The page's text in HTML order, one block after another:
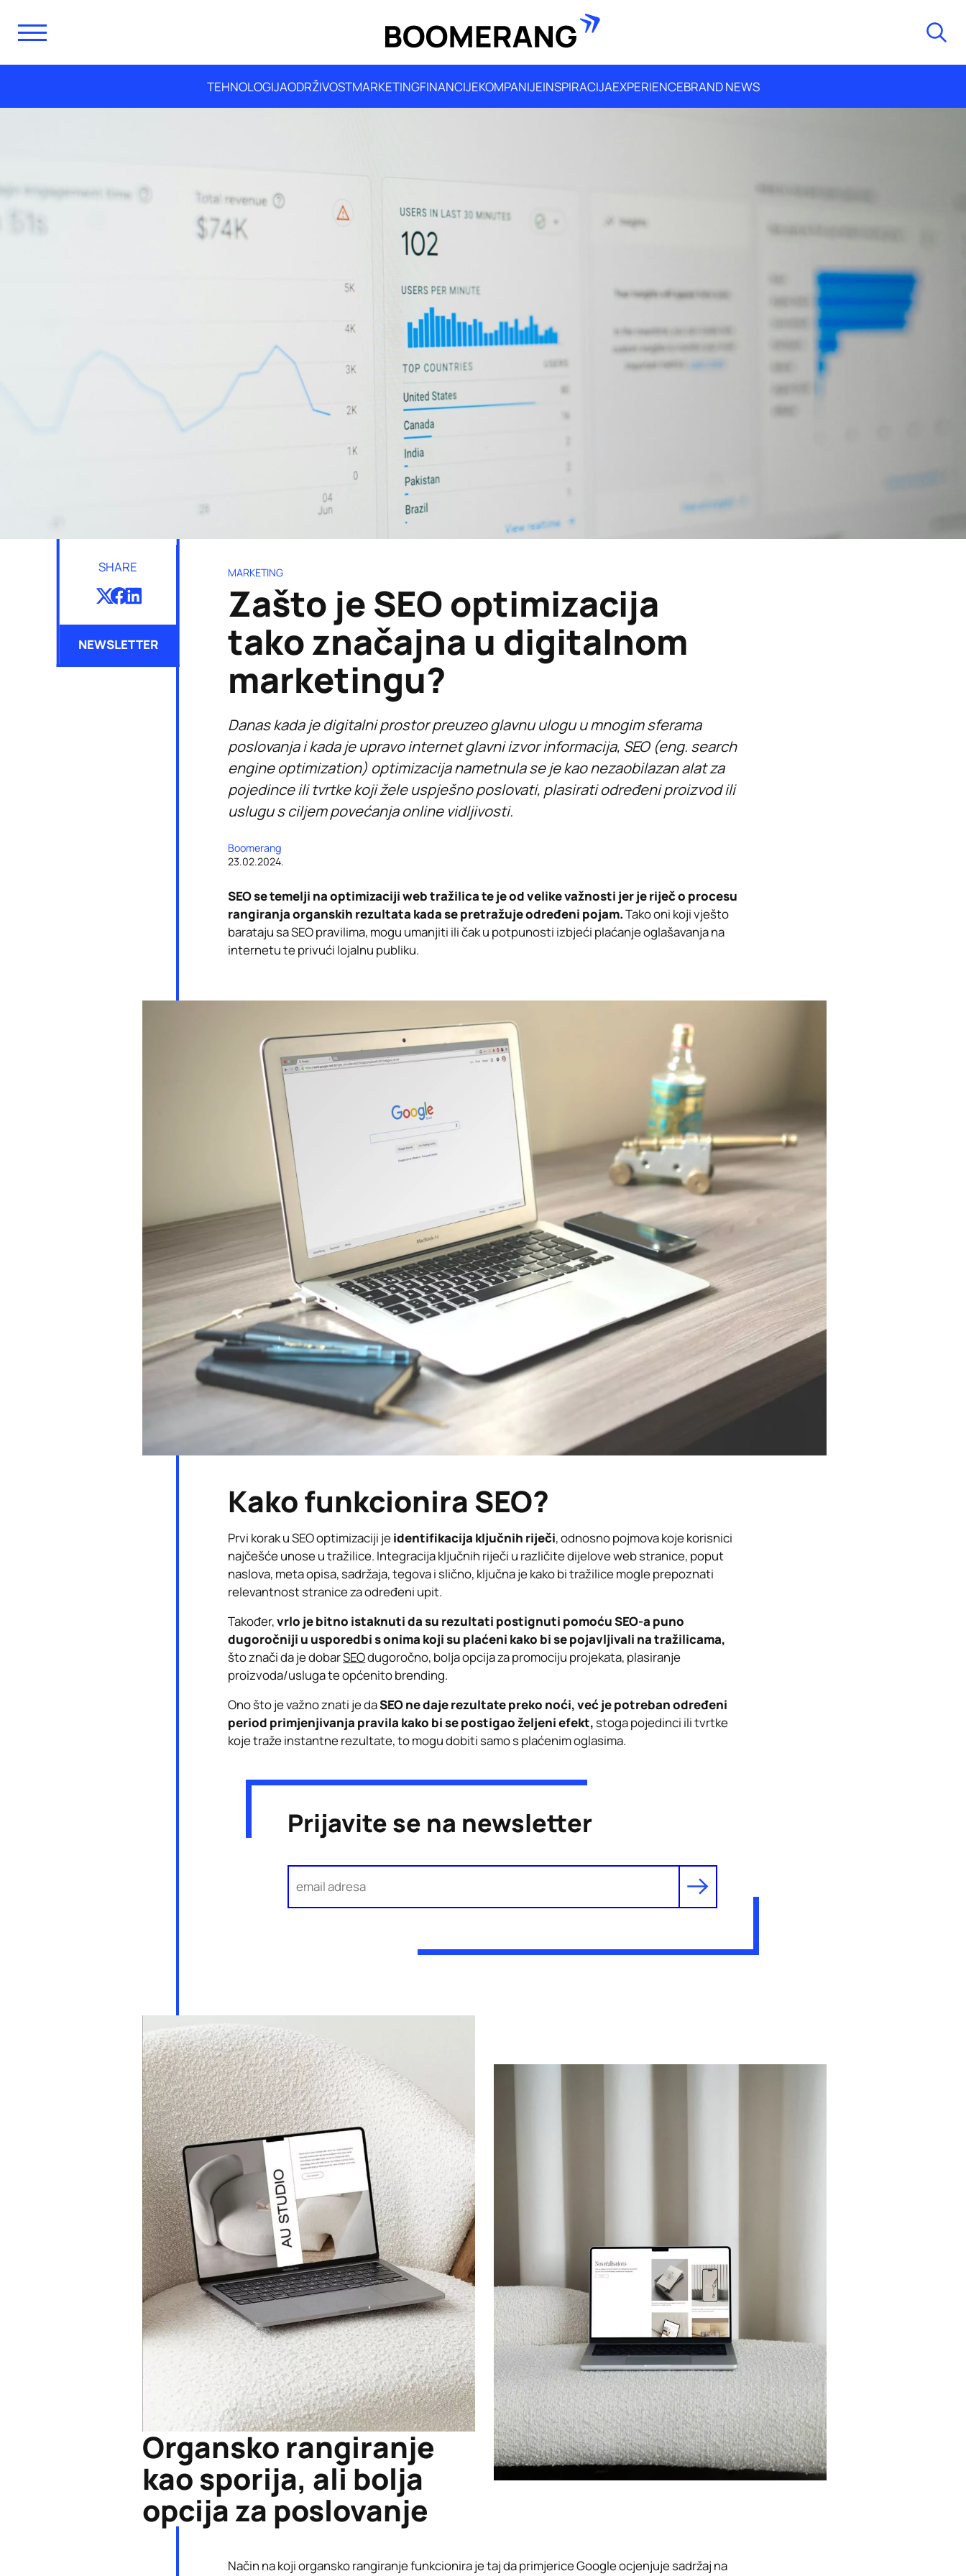
TEHNOLOGIJAODRŽIVOSTMARKETINGFINANCIJEKOMPANIJEINSPIRACIJAEXPERIENCEBRAND NEWS
SHARE
NEWSLETTER
MARKETING
Zašto je SEO optimizacija
tako značajna u digitalnom
marketingu?
Danas kada je digitalni prostor preuzeo glavnu ulogu u mnogim sferama
poslovanja i kada je upravo internet glavni izvor informacija, SEO (eng. search
engine optimization) optimizacija nametnula se je kao nezaobilazan alat za
pojedince ili tvrtke koji žele uspješno poslovati, plasirati određeni proizvod ili
uslugu s ciljem povećanja online vidljivosti.
Boomerang
23.02.2024.
SEO se temelji na optimizaciji web tražilica te je od velike važnosti jer je riječ o procesu
rangiranja organskih rezultata kada se pretražuje određeni pojam.Tako oni koji vješto
barataju sa SEO pravilima, mogu umanjiti ili čak u potpunosti izbjeći plaćanje oglašavanja na
internetu te privući lojalnu publiku.
Kako funkcionira SEO?
Prvi korak u SEO optimizaciji jeidentifikacija ključnih riječi, odnosno pojmova koje korisnici
najčešće unose u tražilice. Integracija ključnih riječi u različite dijelove web stranice, poput
naslova, meta opisa, sadržaja, tegova i slično, ključna je kako bi tražilice mogle prepoznati
relevantnost stranice za određeni upit.
Također,vrlo je bitno istaknuti da su rezultati postignuti pomoću SEO-a puno
dugoročniji u usporedbi s onima koji su plaćeni kako bi se pojavljivali na tražilicama,
što znači da je dobarSEOdugoročno, bolja opcija za promociju projekata, plasiranje
proizvoda/usluga te općenito brending.
Ono što je važno znati je daSEO ne daje rezultate preko noći, već je potreban određeni
period primjenjivanja pravila kako bi se postigao željeni efekt,stoga pojedinci ili tvrtke
koje traže instantne rezultate, to mogu dobiti samo s plaćenim oglasima.
Prijavite se na newsletter
Organsko rangiranje
kao sporija, ali bolja
opcija za poslovanje
Način na koji organsko rangiranje funkcionira je taj da primjerice Google ocjenjuje sadržaj na